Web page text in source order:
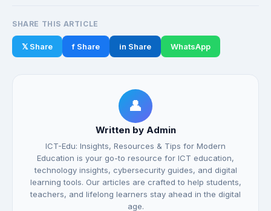
SHARE THIS ARTICLE
𝕏 Share f Share in Share WhatsApp
👤
Written by Admin
ICT-Edu: Insights, Resources & Tips for Modern
Education is your go-to resource for ICT education,
technology insights, cybersecurity guides, and digital
learning tools. Our articles are crafted to help students,
teachers, and lifelong learners stay ahead in the digital
age.